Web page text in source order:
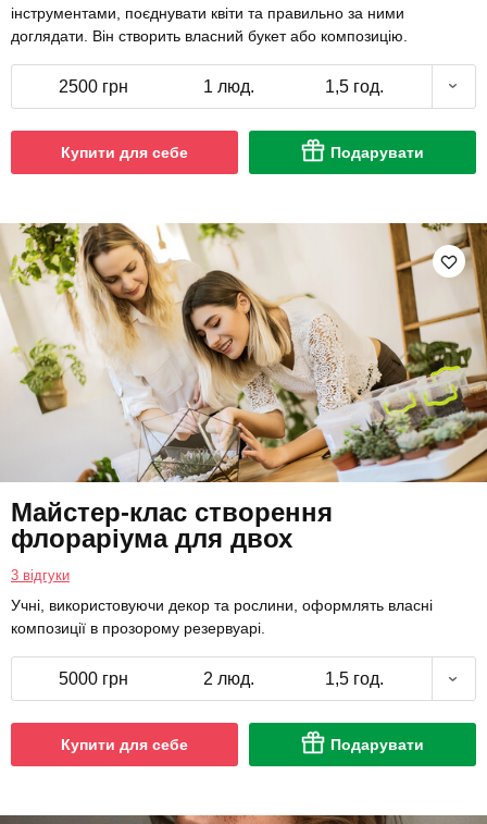
інструментами, поєднувати квіти та правильно за ними
доглядати. Він створить власний букет або композицію.
2500 грн 1 люд. 1,5 год.
Купити для себе Подарувати
Майстер-клас створення
флораріума для двох
3 відгуки
Учні, використовуючи декор та рослини, оформлять власні
композиції в прозорому резервуарі.
5000 грн 2 люд. 1,5 год.
Купити для себе Подарувати